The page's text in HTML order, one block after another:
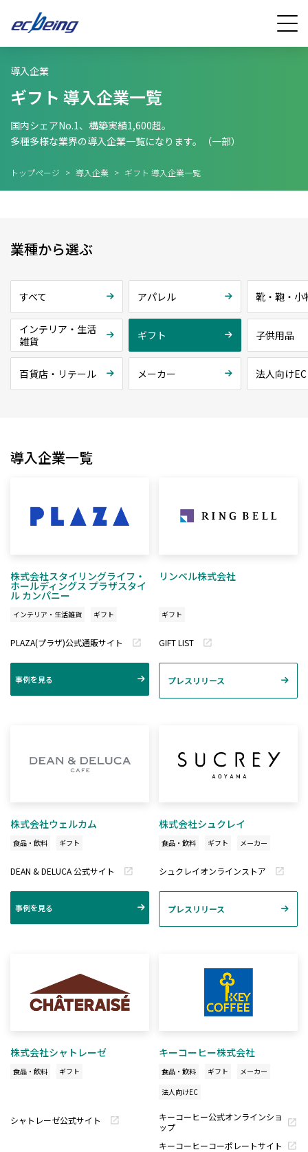
導入企業
ギフト 導入企業一覧
国内シェアNo.1、構築実績1,600超。
多種多様な業界の導入企業一覧になります。（一部）
トップページ > 導入企業 > ギフト 導入企業一覧
業種から選ぶ
すべて アパレル 靴・鞄・小
インテリア・生活
雑貨
ギフト 子供用品
百貨店・リテール メーカー 法人向けEC
導入企業一覧
株式会社スタイリングライフ・
ホールディングス プラザスタイ
ル カンパニー
インテリア・生活雑貨 ギフト
PLAZA(プラザ)公式通販サイト
事例を見る
リンベル株式会社
ギフト
GIFT LIST
プレスリリース
株式会社ウェルカム
食品・飲料 ギフト
DEAN & DELUCA 公式サイト
事例を見る
株式会社シュクレイ
食品・飲料 ギフト メーカー
シュクレイオンラインストア
プレスリリース
株式会社シャトレーゼ
食品・飲料 ギフト
シャトレーゼ公式サイト
キーコーヒー株式会社
食品・飲料 ギフト
メーカー
法人向けEC
キーコーヒー公式オンラインショ
ップ
キーコーヒーコーポレートサイト